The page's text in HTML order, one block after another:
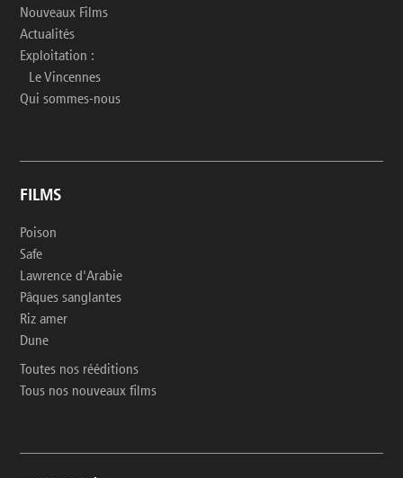
Nouveaux Films
Actualités
Exploitation :
Le Vincennes
Qui sommes-nous
FILMS
Poison
Safe
Lawrence d'Arabie
Pâques sanglantes
Riz amer
Dune
Toutes nos rééditions
Tous nos nouveaux films